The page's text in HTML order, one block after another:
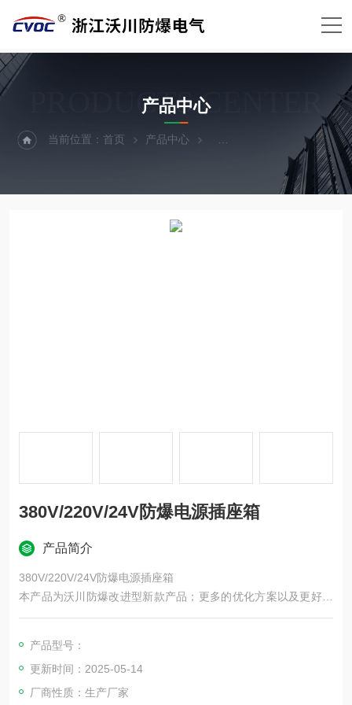
PRODUCTS CENTER
产品中心
当前位置：首页 产品中心 BXMD-K防爆电源插座箱
380V/220V/24V防爆电源插座箱
产品简介
380V/220V/24V防爆电源插座箱
本产品为沃川防爆改进型新款产品；更多的优化方案以及更好的
防爆性能呈现给客户：产品采用ZL102铝合金压铸外壳，或钢板
塑。模块结构，各回路可自由组装，有多种规格的插座便于检修
用电源。具有过载、短路等保护功能，可按客户要求添加漏电保
护，可带总开关
产品型号：
更新时间：2025-05-14
厂商性质：生产厂家